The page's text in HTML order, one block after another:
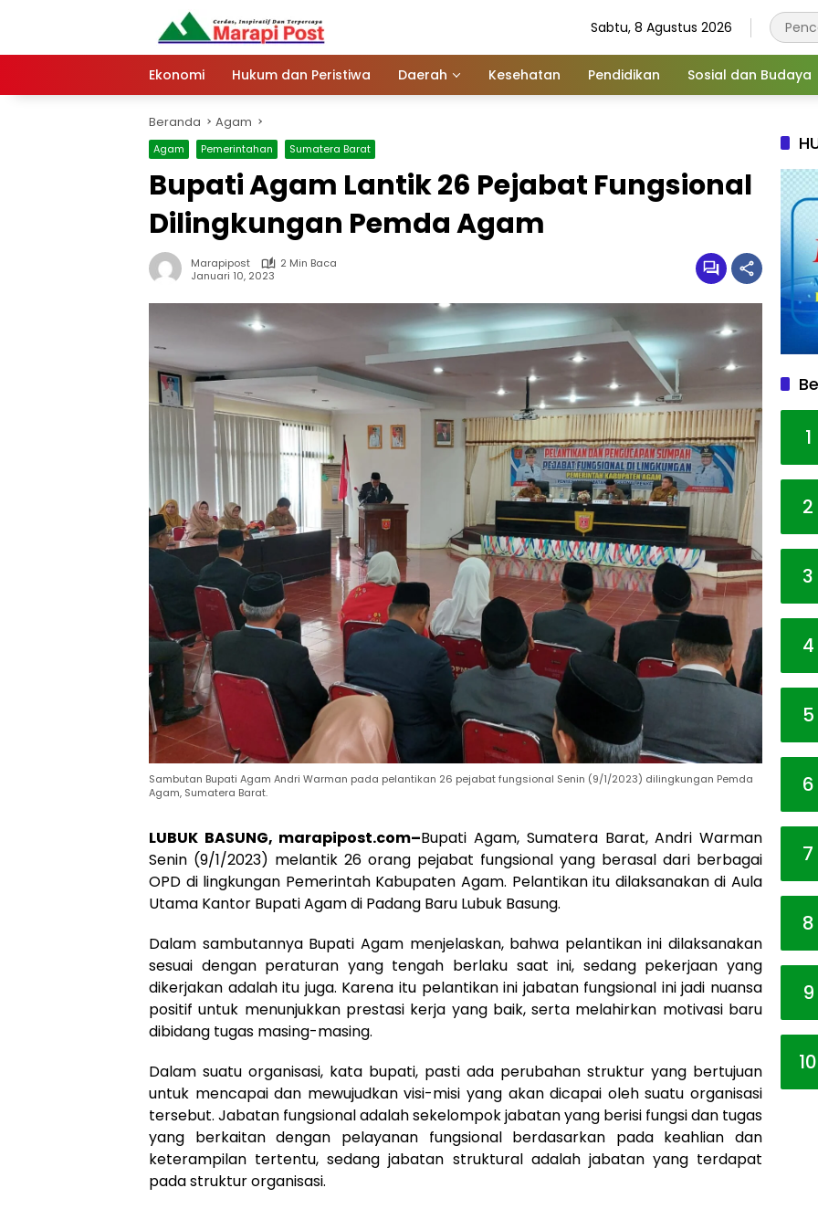
Sabtu, 8 Agustus 2026
Ekonomi Hukum dan Peristiwa Daerah Kesehatan Pendidikan Sosial dan Budaya
Beranda Agam
Agam Pemerintahan Sumatera Barat
Bupati Agam Lantik 26 Pejabat Fungsional
Dilingkungan Pemda Agam
Marapipost
2 Min Baca
Januari 10, 2023
Sambutan Bupati Agam Andri Warman pada pelantikan 26 pejabat fungsional Senin (9/1/2023) dilingkungan Pemda
Agam, Sumatera Barat.
LUBUK BASUNG, marapipost.com–Bupati Agam, Sumatera Barat, Andri Warman
Senin (9/1/2023) melantik 26 orang pejabat fungsional yang berasal dari berbagai
OPD di lingkungan Pemerintah Kabupaten Agam. Pelantikan itu dilaksanakan di Aula
Utama Kantor Bupati Agam di Padang Baru Lubuk Basung.
Dalam sambutannya Bupati Agam menjelaskan, bahwa pelantikan ini dilaksanakan
sesuai dengan peraturan yang tengah berlaku saat ini, sedang pekerjaan yang
dikerjakan adalah itu juga. Karena itu pelantikan ini jabatan fungsional ini jadi nuansa
positif untuk menunjukkan prestasi kerja yang baik, serta melahirkan motivasi baru
dibidang tugas masing-masing.
Dalam suatu organisasi, kata bupati, pasti ada perubahan struktur yang bertujuan
untuk mencapai dan mewujudkan visi-misi yang akan dicapai oleh suatu organisasi
tersebut. Jabatan fungsional adalah sekelompok jabatan yang berisi fungsi dan tugas
yang berkaitan dengan pelayanan fungsional berdasarkan pada keahlian dan
keterampilan tertentu, sedang jabatan struktural adalah jabatan yang terdapat
pada struktur organisasi.
1
2
3
4
5
6
7
8
9
10